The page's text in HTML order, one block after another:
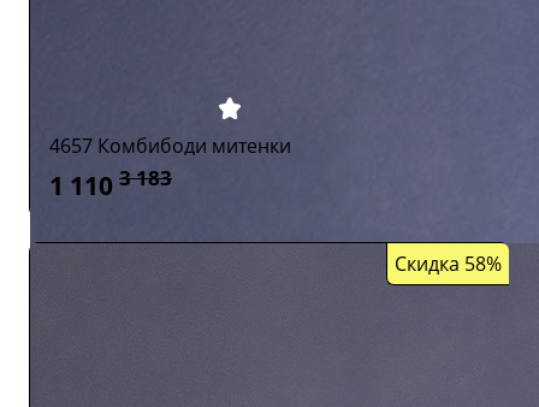
4657 Комбибоди митенки
1 110 3 183
Скидка 58%